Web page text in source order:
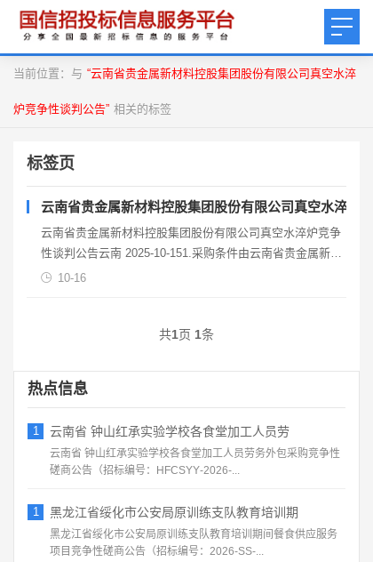
当前位置：与 “云南省贵金属新材料控股集团股份有限公司真空水淬
炉竞争性谈判公告” 相关的标签
标签页
云南省贵金属新材料控股集团股份有限公司真空水淬炉
云南省贵金属新材料控股集团股份有限公司真空水淬炉竞争
性谈判公告云南 2025-10-151.采购条件由云南省贵金属新材
料控股集团股份有限公司“云南省贵金属新
10-16
共1页 1条
热点信息
1 云南省 钟山红承实验学校各食堂加工人员劳
云南省 钟山红承实验学校各食堂加工人员劳务外包采购竞争性
磋商公告（招标编号：HFCSYY‑2026‑...
1 黑龙江省绥化市公安局原训练支队教育培训期
黑龙江省绥化市公安局原训练支队教育培训期间餐食供应服务
项目竞争性磋商公告（招标编号：2026‑SS‑...